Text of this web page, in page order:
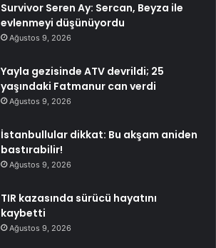
Survivor Seren Ay: Sercan, Beyza ile
evlenmeyi düşünüyordu
Ağustos 9, 2026
Yayla gezisinde ATV devrildi; 25
yaşındaki Fatmanur can verdi
Ağustos 9, 2026
İstanbullular dikkat: Bu akşam aniden
bastırabilir!
Ağustos 9, 2026
TIR kazasında sürücü hayatını
kaybetti
Ağustos 9, 2026